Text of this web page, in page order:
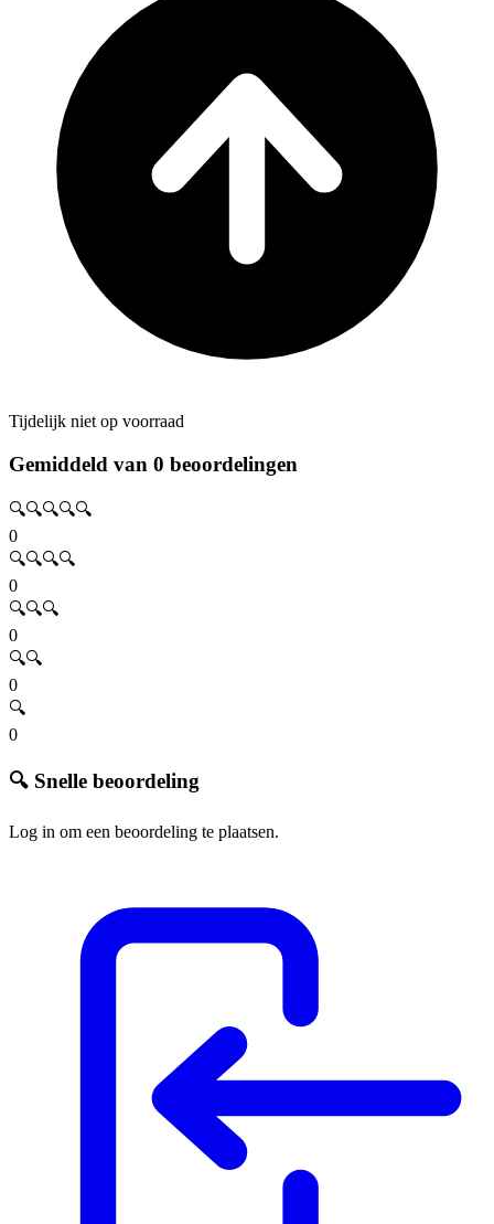
Tijdelijk niet op voorraad
Gemiddeld van 0 beoordelingen
🔍🔍🔍🔍🔍
0
🔍🔍🔍🔍
0
🔍🔍🔍
0
🔍🔍
0
🔍
0
🔍 Snelle beoordeling
Log in om een beoordeling te plaatsen.